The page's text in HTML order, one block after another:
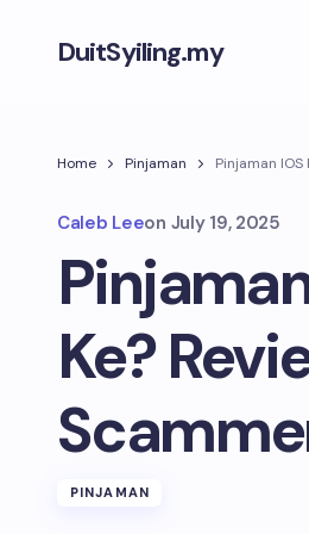
DuitSyiling.my
Home Pinjaman Pinjaman
Caleb Leeon July 19, 2025
Ke?
PINJAMAN